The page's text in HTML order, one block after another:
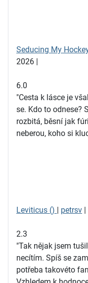
Seducing My
2026 |
6.0
"Cesta k lásce je
se. Kdo to odnese?
rozbitá, běsní jak
neberou, koho si
Leviticus () | petrsv |
2.3
"Tak nějak jsem
necítím. Spíš se
potřeba takovéto